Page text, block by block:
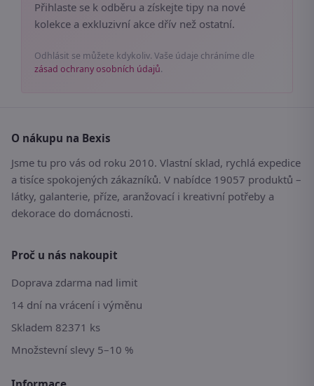
Přihlaste se k odběru a získejte tipy na nové
kolekce a exkluzivní akce dřív než ostatní.
Odhlásit se můžete kdykoliv. Vaše údaje chráníme dle
zásad ochrany osobních údajů.
O nákupu na Bexis
Jsme tu pro vás od roku 2010. Vlastní sklad, rychlá expedice
a tisíce spokojených zákazníků. V nabídce 19057 produktů –
látky, galanterie, příze, aranžovací i kreativní potřeby a
dekorace do domácnosti.
Proč u nás nakoupit
Doprava zdarma nad limit
14 dní na vrácení i výměnu
Skladem 82371 ks
Množstevní slevy 5–10 %